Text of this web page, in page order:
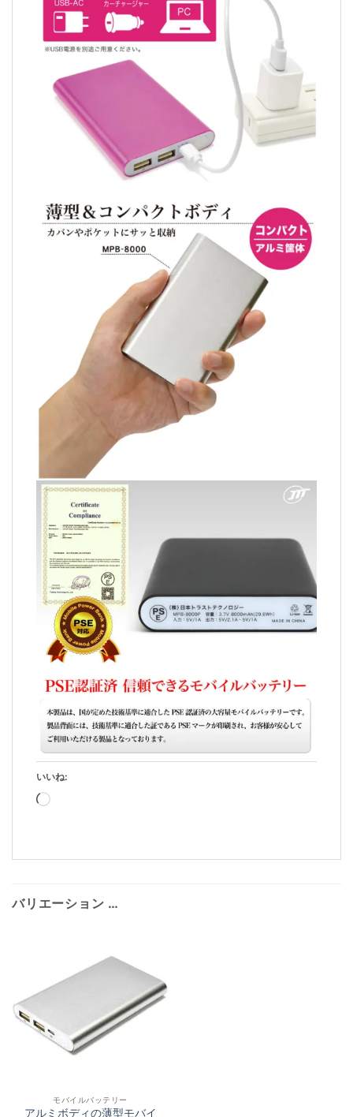
いいね:
読
み
バリエーション …
モバイルバッテリー
アルミボディの薄型モバイ